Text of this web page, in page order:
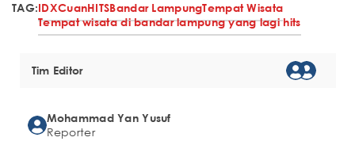
TAG:IDXCuanHITSBandar LampungTempat Wisata
Tempat wisata di bandar lampung yang lagi hits
Tim Editor
Mohammad Yan Yusuf
Reporter